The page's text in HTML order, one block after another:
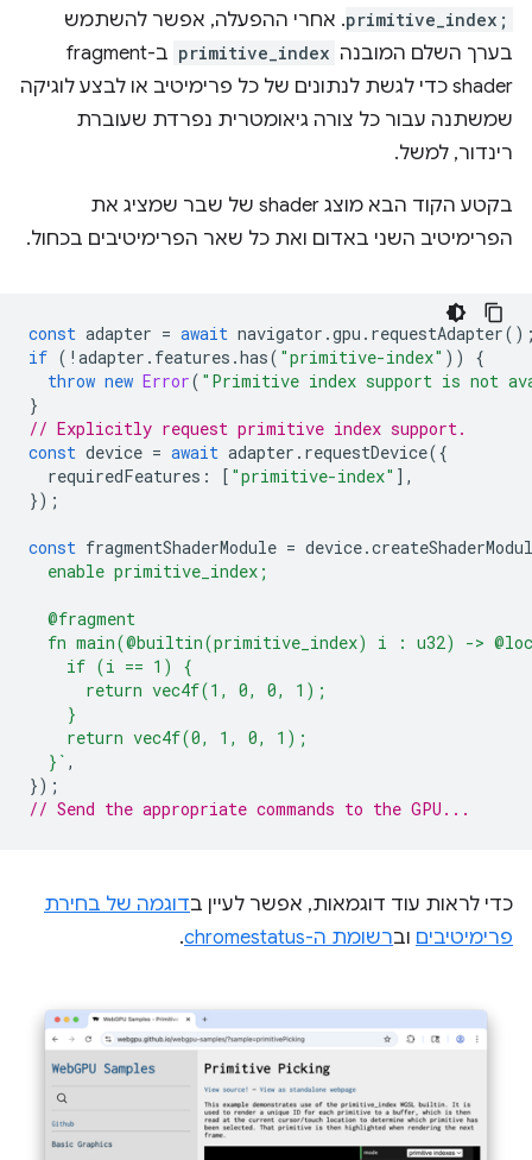
primitive_index;. אחרי ההפעלה, אפשר להשתמש
בערך השלם המובנה primitive_index
ב-fragment
shader כדי לגשת לנתונים של כל פרימיטיב או לבצע לוגיקה
שמשתנה עבור כל צורה גיאומטרית נפרדת שעוברת
רינדור, למשל.
בקטע הקוד הבא מוצג shader של שבר שמציג את
הפרימיטיב השני באדום ואת כל שאר הפרימיטיבים בכחול.
const adapter = await navigator .gpu . requestAdapter
if ( ! adapter . features .has( "primitive-index" ))
{
throw new Error( "Primitive index support is not
}
// Explicitly request primitive index support.
const device = await adapter . requestDevice({
requiredFeatures : [ "primitive-index" ],
});
const fragmentShaderModule = device.
  enable primitive_index;
  @fragment
fn main(@builtin(primitive_index) i : u32) ->
    if (i == 1) {
      return vec4f(1, 0, 0, 1);
    }
    return vec4f(0, 1, 0, 1);
  }`
,
});
// Send the appropriate commands to the GPU...
כדי לראות עוד דוגמאות, אפשר לעיין בדוגמה של בחירת
פרימיטיבים וברשומת ה-chromestatus .